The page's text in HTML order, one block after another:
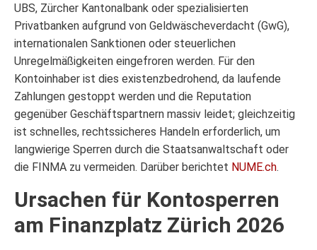
UBS, Zürcher Kantonalbank oder spezialisierten
Privatbanken aufgrund von Geldwäscheverdacht (GwG),
internationalen Sanktionen oder steuerlichen
Unregelmäßigkeiten eingefroren werden. Für den
Kontoinhaber ist dies existenzbedrohend, da laufende
Zahlungen gestoppt werden und die Reputation
gegenüber Geschäftspartnern massiv leidet; gleichzeitig
ist schnelles, rechtssicheres Handeln erforderlich, um
langwierige Sperren durch die Staatsanwaltschaft oder
die FINMA zu vermeiden. Darüber berichtet NUME.ch.
Ursachen für Kontosperren
am Finanzplatz Zürich 2026